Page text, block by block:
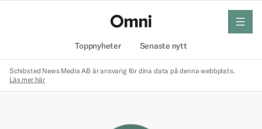
Toppnyheter Senaste nytt
meny
Schibsted News Media AB är ansvarig för dina data på denna webbplats.
Läs mer här